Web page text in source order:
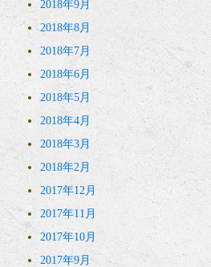
2018年9月
2018年8月
2018年7月
2018年6月
2018年5月
2018年4月
2018年3月
2018年2月
2017年12月
2017年11月
2017年10月
2017年9月